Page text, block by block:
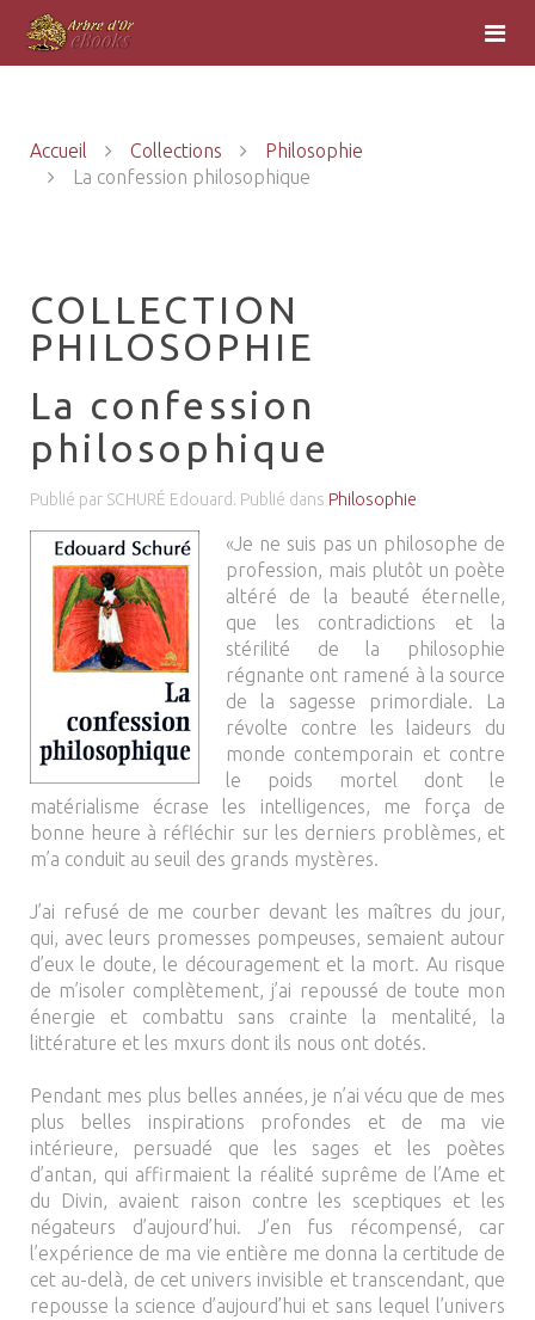
Accueil Collections
Philosophie
La confession philosophique
COLLECTION
PHILOSOPHIE
La confession
philosophique
Publié par SCHURÉ Edouard. Publié dans Philosophie
«Je ne suis pas un philosophe de
profession, mais plutôt un poète
altéré de la beauté éternelle,
que les contradictions et la
stérilité de la philosophie
régnante ont ramené à la source
de la sagesse primordiale. La
révolte contre les laideurs du
monde contemporain et contre
le poids mortel dont le
matérialisme écrase les intelligences, me força de
bonne heure à réfléchir sur les derniers problèmes, et
m’a conduit au seuil des grands mystères.
J’ai refusé de me courber devant les maîtres du jour,
qui, avec leurs promesses pompeuses, semaient autour
d’eux le doute, le découragement et la mort. Au risque
de m’isoler complètement, j’ai repoussé de toute mon
énergie et combattu sans crainte la mentalité, la
littérature et les mxurs dont ils nous ont dotés.
Pendant mes plus belles années, je n’ai vécu que de mes
plus belles inspirations profondes et de ma vie
intérieure, persuadé que les sages et les poètes
d’antan, qui affirmaient la réalité suprême de l’Ame et
du Divin, avaient raison contre les sceptiques et les
négateurs d’aujourd’hui. J’en fus récompensé, car
l’expérience de ma vie entière me donna la certitude de
cet au-delà, de cet univers invisible et transcendant, que
repousse la science d’aujourd’hui et sans lequel l’univers